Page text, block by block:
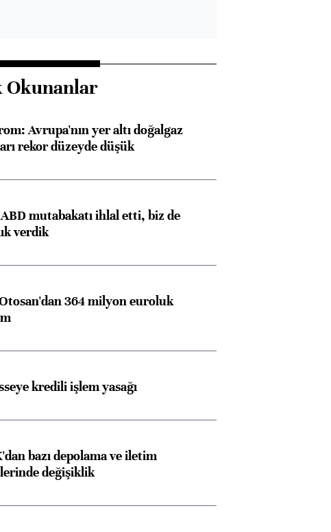
Okunanlar
Avrupa'nın yer altı doğalgaz
rekor düzeyde düşük
mutabakatı ihlal etti, biz de
verdik
364 milyon euroluk
kredili işlem yasağı
bazı depolama ve iletim
değişiklik